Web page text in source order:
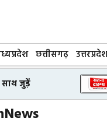
छत्तीसगढ़ उत्तरप्रदेश
जुड़ें